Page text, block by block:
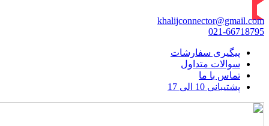
khalijconnector@gmail.com
021-66718795
پیگیری سفارشات
سوالات متداول
تماس با ما
پشتیبانی 10 الی 17